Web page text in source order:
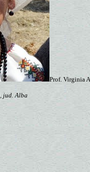
Prof. Virginia
jud. Alba